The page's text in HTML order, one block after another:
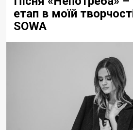
етап в моїй
SOWA